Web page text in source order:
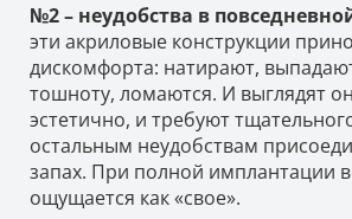
№2 – неудобства в
эти акриловые конструкции
дискомфорта: натирают,
тошноту, ломаются. И выглядят
эстетично, и требуют
остальным неудобствам
запах. При полной имплантации
ощущается как «свое».